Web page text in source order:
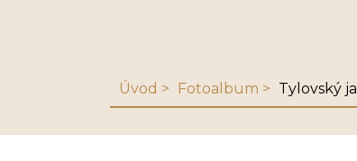
Úvod Fotoalbum Tylovský